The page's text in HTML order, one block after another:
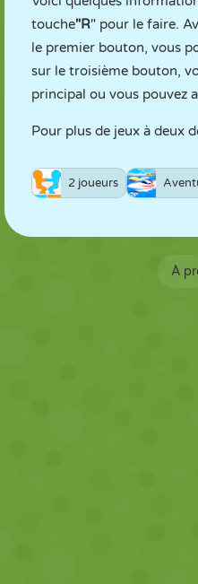
touche"R" pour le faire.
le premier bouton, vous
sur le troisième bouton,
principal ou vous pouvez
Pour plus de jeux à deux
2 joueurs
À